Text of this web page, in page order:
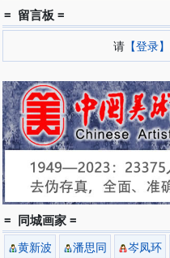
= 留言板 =
请 【登录】
= 同城画家 =
黄新波 潘思同 岑凤环